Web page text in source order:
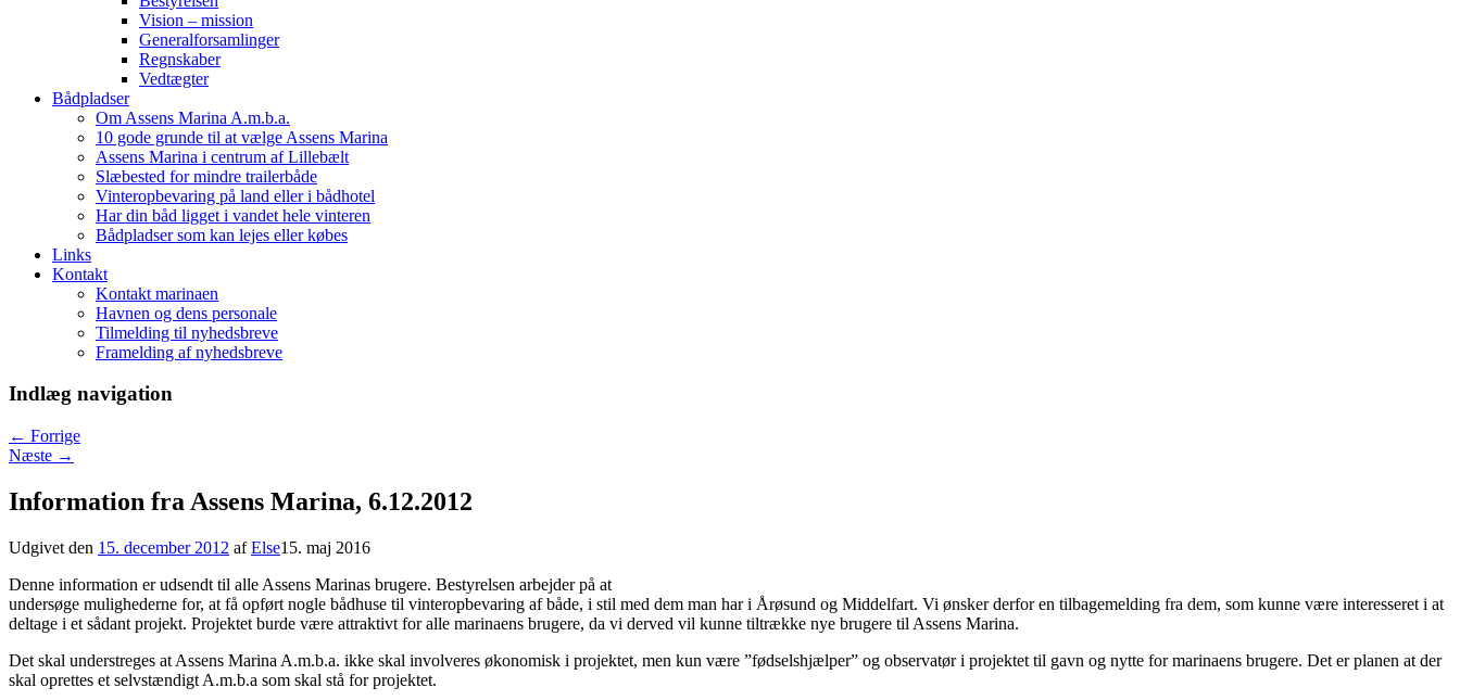
Vision – mission
Generalforsamlinger
Regnskaber
Vedtægter
Bådpladser
Om Assens Marina A.m.b.a.
10 gode grunde til at vælge Assens Marina
Assens Marina i centrum af Lillebælt
Slæbested for mindre trailerbåde
Vinteropbevaring på land eller i bådhotel
Har din båd ligget i vandet hele vinteren
Bådpladser som kan lejes eller købes
Links
Kontakt
Kontakt marinaen
Havnen og dens personale
Tilmelding til nyhedsbreve
Framelding af nyhedsbreve
Indlæg navigation
← Forrige
Næste →
Information fra Assens Marina, 6.12.2012
Udgivet den 15. december 2012 afElse15. maj 2016
Denne information er udsendt til alle Assens Marinas brugere. Bestyrelsen arbejder på at
undersøge mulighederne for, at få opført nogle bådhuse til vinteropbevaring af både, i stil med dem man har i Årøsund og Middelfart. Vi ønsker derfor en tilbagemelding fra dem, som kunne være interesseret i at
deltage i et sådant projekt. Projektet burde være attraktivt for alle marinaens brugere, da vi derved vil kunne tiltrække nye brugere til Assens Marina.
Det skal understreges at Assens Marina A.m.b.a. ikke skal involveres økonomisk i projektet, men kun være ”fødselshjælper” og observatør i projektet til gavn og nytte for marinaens brugere. Det er planen at der
skal oprettes et selvstændigt A.m.b.a som skal stå for projektet.